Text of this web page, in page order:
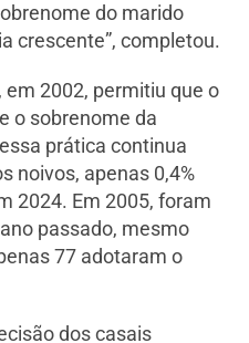
do marido
crescente”, completou.
2002, permitiu que o
o sobrenome da
prática continua
noivos, apenas 0,4%
2024. Em 2005, foram
passado, mesmo
77 adotaram o
dos casais